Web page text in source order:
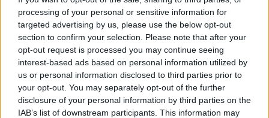
processing of your personal or sensitive information for
targeted advertising by us, please use the below opt-out
section to confirm your selection. Please note that after your
opt-out request is processed you may continue seeing
interest-based ads based on personal information utilized by
us or personal information disclosed to third parties prior to
your opt-out. You may separately opt-out of the further
disclosure of your personal information by third parties on the
IAB’s list of downstream participants. This information may
Aukció adatai
Aukció neve:44. Nagyaukció
Aukció dátuma: 2025.05.10
Aukció ideje: 18:00
Aukció helye:http://www.darabanth.com
Tételszám: 16647